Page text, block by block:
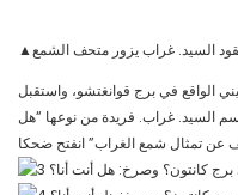
السيد. غراب يزور متحف الشمع
الواقع في برج قوانغتشو، واستقبل
السيد. غراب. فريدة من نوعها “هل